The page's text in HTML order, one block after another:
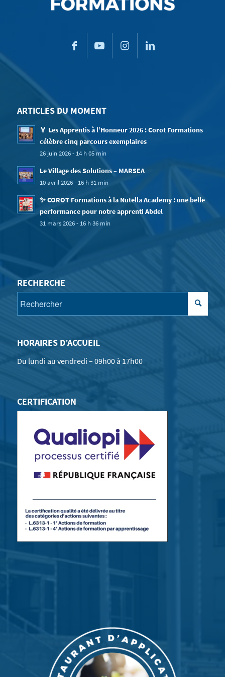
ARTICLES DU MOMENT
🏅 Les Apprentis à l’Honneur 2026 : Corot Formations
célèbre cinq parcours exemplaires
26 juin 2026 - 14 h 05 min
Le Village des Solutions – MARSEA
10 avril 2026 - 16 h 31 min
✨ COROT Formations à la Nutella Academy : une belle
performance pour notre apprenti Abdel
31 mars 2026 - 16 h 36 min
RECHERCHE
HORAIRES D’ACCUEIL
Du lundi au vendredi – 09h00 à 17h00
CERTIFICATION